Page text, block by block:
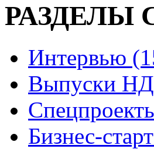
РАЗДЕЛЫ
Интервью
Выпуски
Бизнес-